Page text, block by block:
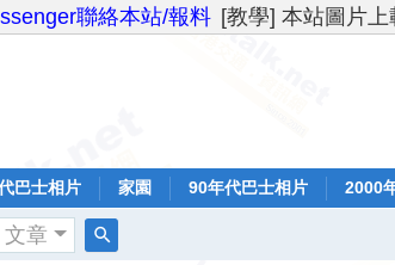
聯絡本站/報料 [教學] 本站圖片
巴士相片 家園 90年代巴士相片 2000
文章